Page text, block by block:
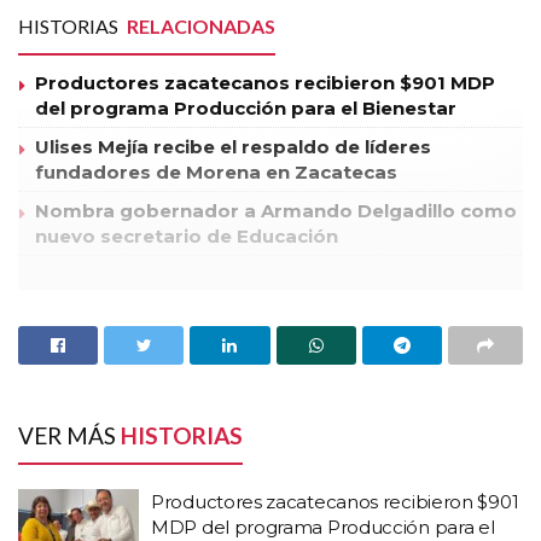
HISTORIAS RELACIONADAS
Productores zacatecanos recibieron $901 MDP
del programa Producción para el Bienestar
Ulises Mejía recibe el respaldo de líderes
fundadores de Morena en Zacatecas
Nombra gobernador a Armando Delgadillo como
nuevo secretario de Educación
jurisdiccional sobre de las reservas a la Ley de
Responsabilidades de los Servidores Públicos del Estado y
consenso para aprobar el documento por parte de los
diputados de Primero Zacatecas.
La diputada Geovana Bañuelos de la Torre (PT), consideró un
VER MÁS HISTORIAS
Productores zacatecanos recibieron $901
MDP del programa Producción para el